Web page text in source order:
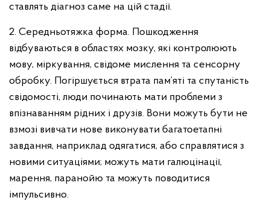
ставлять діагноз саме на цій стадії.
2. Середньотяжка форма. Пошкодження
відбуваються в областях мозку, які контролюють
мову, міркування, свідоме мислення та сенсорну
обробку. Погіршується втрата пам’яті та спутаність
свідомості, люди починають мати проблеми з
впізнаванням рідних і друзів. Вони можуть бути не
взмозі вивчати нове виконувати багатоетапні
завдання, наприклад одягатися, або справлятися з
новими ситуаціями; можуть мати галюцінації,
марення, паранойю та можуть поводитися
імпульсивно.